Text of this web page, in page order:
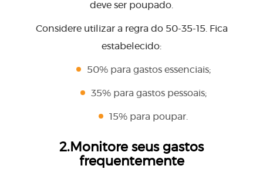
deve ser poupado.
Considere utilizar a regra do 50-35-15. Fica
estabelecido:
50% para gastos essenciais;
35% para gastos pessoais;
15% para poupar.
2.Monitore seus gastos
frequentemente